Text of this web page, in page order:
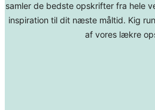
samler de bedste opskrifter fra hele
inspiration til dit næste måltid. Kig
af vores lækre